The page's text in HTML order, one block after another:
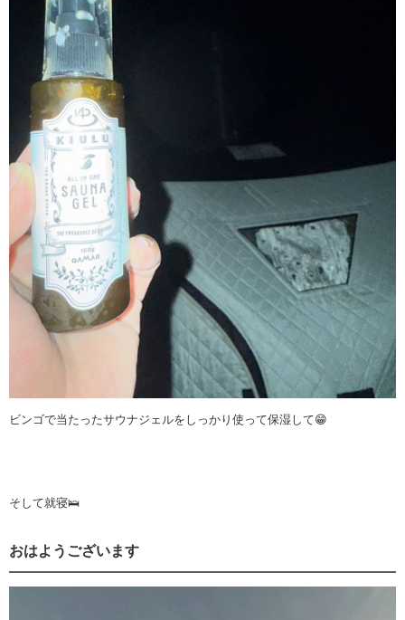
ビンゴで当たったサウナジェルをしっかり使って保湿して😁
そして就寝🛌
おはようございます